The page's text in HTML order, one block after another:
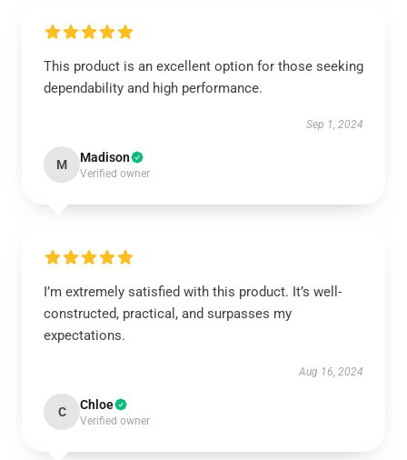
This product is an excellent option for those seeking
dependability and high performance.
Sep 1, 2024
M Madison
Verified owner
I’m extremely satisfied with this product. It’s well-
constructed, practical, and surpasses my
expectations.
Aug 16, 2024
C Chloe
Verified owner